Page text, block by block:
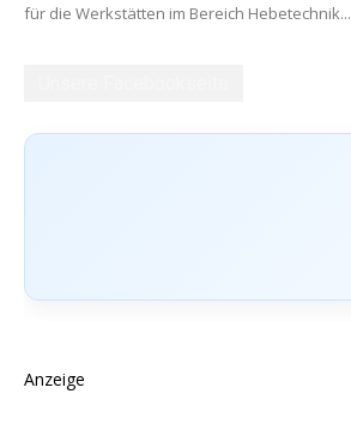
für die Werkstätten im Bereich Hebetechnik...
Anzeige